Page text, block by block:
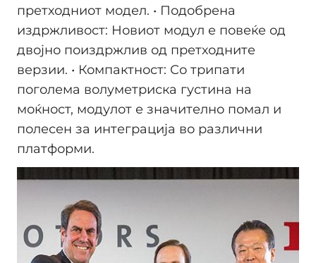
претходниот модел. ​ • Подобрена
издржливост: Новиот модул е повеќе од
двојно поиздржлив од претходните
верзии. ​ • Компактност: Со трипати
поголема волуметриска густина на
моќност, модулот е значително помал и
полесен за интеграција во различни
платформи. ​